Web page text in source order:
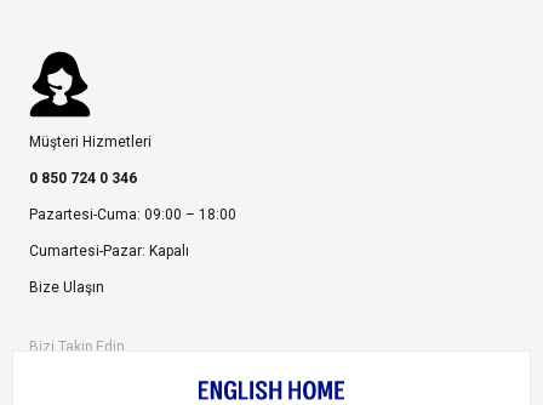
Müşteri Hizmetleri
0 850 724 0 346
Pazartesi-Cuma: 09:00 – 18:00
Cumartesi-Pazar: Kapalı
Bize Ulaşın
Bizi Takip Edin